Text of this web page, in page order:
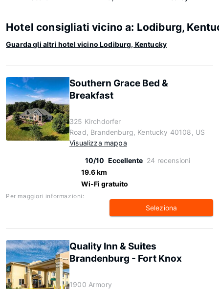
Hotel consigliati vicino a: Lodiburg,
Guarda gli altri hotel vicino Lodiburg, Kentucky
Southern Grace Bed &
Breakfast
325 Kirchdorfer
Road, Brandenburg, Kentucky 40108, US
Visualizza mappa
10/10 Eccellente 24 recensioni
19.6 km
Wi-Fi gratuito
Per maggiori informazioni:
Seleziona
Quality Inn & Suites
Brandenburg - Fort Knox
1900 Armory